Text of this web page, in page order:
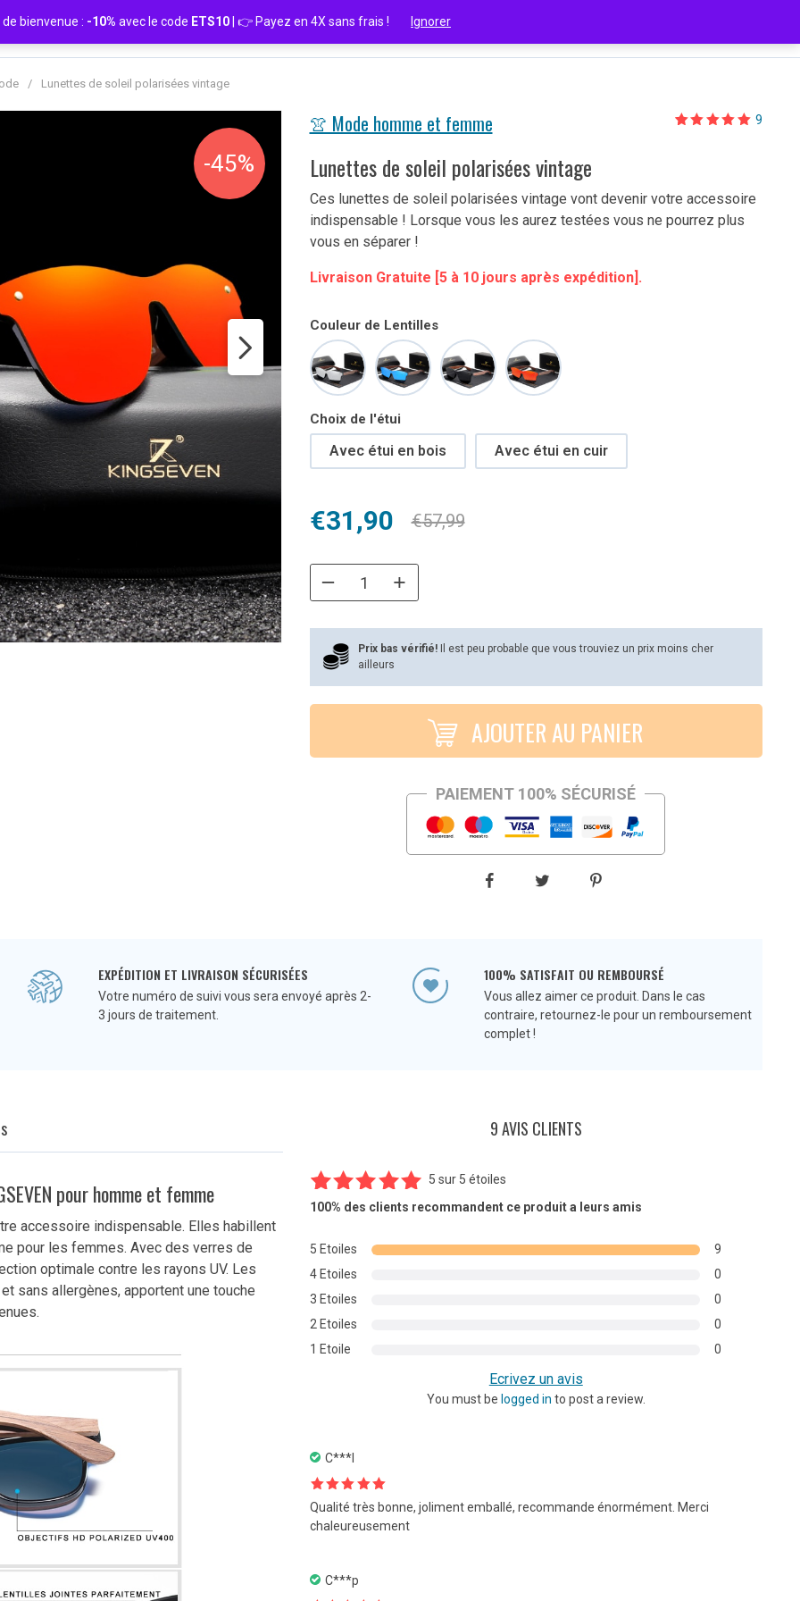
/ Lunettes de soleil polarisées vintage
-45%
👚 Mode homme et femme 9
Lunettes de soleil polarisées vintage
Ces lunettes de soleil polarisées vintage vont devenir votre accessoire
indispensable ! Lorsque vous les aurez testées vous ne pourrez plus
vous en séparer !
Livraison Gratuite [5 à 10 jours après expédition].
Couleur de Lentilles
Choix de l'étui
Avec étui en bois Avec étui en cuir
€57,99
Le
initial
€57,99.
€31,90
Le
actuel
€31,90.Prix bas vérifié!
Il est peu probable que vous trouviez un prix moins cher
ailleurs
AJOUTER AU PANIER
PAIEMENT 100% SÉCURISÉ
EXPÉDITION ET LIVRAISON SÉCURISÉES
Votre numéro de suivi vous sera envoyé après 2-
3 jours de traitement.
100% SATISFAIT OU REMBOURSÉ
Vous allez aimer ce produit. Dans le cas
contraire, retournez-le pour un remboursement
complet !
s
pour homme et femme
accessoire indispensable. Elles habillent
pour les femmes. Avec des verres de
optimale contre les rayons UV. Les
sans allergènes, apportent une touche
9 AVIS CLIENTS
Noté
5.00
9
notations
client
5 sur 5 étoiles
100% des clients recommandent ce produit a leurs amis
5 Etoiles
9
4 Etoiles
0
3 Etoiles
0
2 Etoiles
0
1 Etoile
0
Ecrivez un avis
You must be logged in to post a review.
C***l
Note5sur
5
Qualité très bonne, joliment emballé, recommande énormément. Merci
chaleureusement
C***p
bienvenue : -10% avec le code ETS10 | 👉 Payez en 4X sans frais ! Ignorer